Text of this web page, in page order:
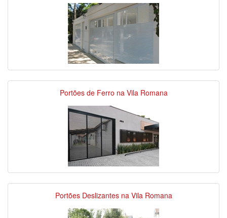
Portões de Ferro na Vila Romana
Portões Deslizantes na Vila Romana